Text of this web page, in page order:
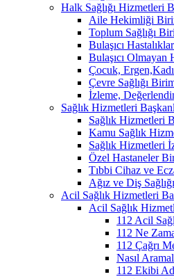
Halk Sağlığı Hizmetleri
Aile Hekimliği
Toplum Sağlığı
Bulaşıcı
Bulaşıcı Olmayan
Çocuk,
Çevre Sağlığı
İzleme,
Sağlık Hizmetleri
Sağlık Hizmetleri
Kamu Sağlık
Sağlık Hizmetleri
Özel Hastaneler
Tıbbi Cihaz ve
Ağız ve Diş
Acil Sağlık Hizmetleri
Acil Sağlık
112 Acil
112 Ne
112 Çağrı
Nasıl
112 Ekibi